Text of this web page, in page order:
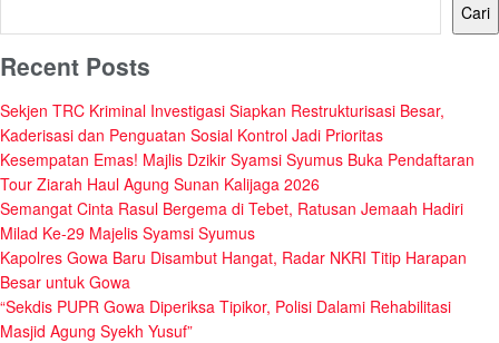
Cari
Recent Posts
Sekjen TRC Kriminal Investigasi Siapkan Restrukturisasi Besar,
Kaderisasi dan Penguatan Sosial Kontrol Jadi Prioritas
Kesempatan Emas! Majlis Dzikir Syamsi Syumus Buka Pendaftaran
Tour Ziarah Haul Agung Sunan Kalijaga 2026
Semangat Cinta Rasul Bergema di Tebet, Ratusan Jemaah Hadiri
Milad Ke-29 Majelis Syamsi Syumus
Kapolres Gowa Baru Disambut Hangat, Radar NKRI Titip Harapan
Besar untuk Gowa
“Sekdis PUPR Gowa Diperiksa Tipikor, Polisi Dalami Rehabilitasi
Masjid Agung Syekh Yusuf”